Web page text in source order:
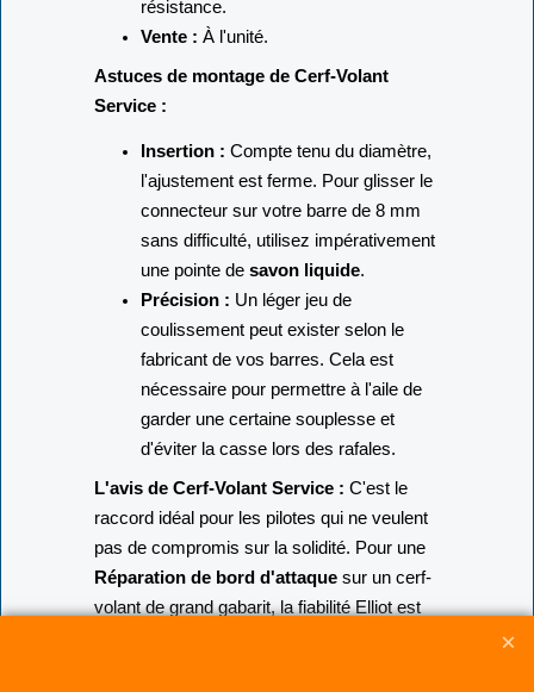
Format :Jonction en T haute
résistance.
Vente :À l'unité.
Astuces de montage de Cerf-Volant
Service :
Insertion :Compte tenu du diamètre,
l'ajustement est ferme. Pour glisser le
connecteur sur votre barre de 8 mm
sans difficulté, utilisez impérativement
une pointe desavon liquide
Précision :Un léger jeu de
coulissement peut exister selon le
fabricant de vos barres. Cela est
nécessaire pour permettre à l'aile de
garder une certaine souplesse et
d'éviter la casse lors des rafales.
L'avis de Cerf-Volant Service : C'est le
raccord idéal pour les pilotes qui ne veulent
pas de compromis sur la solidité. Pour une
Réparation de bord d'attaquesur un cerf-